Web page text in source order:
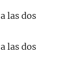
a las dos
a las dos